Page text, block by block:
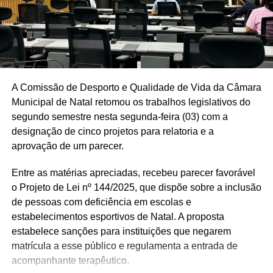
durante o período de “Setembro Amarelo”, desde que tais
ações não se restrinjam exclusivamente a esse mês.
Por sua vez, a população idosa da cidade foi
contemplada com o PL 932/2025 que institui o Programa
Municipal de Promoção da Saúde Psicológica e do
Desenvolvimento Humano da Pessoa Idosa – Viver Bem
60+, destinado a promover a saúde psicológica,
emocional, social e cognitiva dos idosos (60 anos ou
mais), reconhecendo o envelhecimento como fase de
autonomia e bem-estar.
Também tem novidade na luta contra o câncer em Natal.
Os vereadores que integram a Comissão de Saúde
acataram o PL 658/2025 que dispõe sobre a ampla
publicidade dos direitos da pessoa portadora de
neoplasia maligna nos órgãos públicos e em seus
A Comissão de Desporto e Qualidade de Vida da Câmara
Municipal de Natal retomou os trabalhos legislativos do
segundo semestre nesta segunda-feira (03) com a
designação de cinco projetos para relatoria e a
aprovação de um parecer.
Entre as matérias apreciadas, recebeu parecer favorável
o Projeto de Lei nº 144/2025, que dispõe sobre a inclusão
de pessoas com deficiência em escolas e
estabelecimentos esportivos de Natal. A proposta
estabelece sanções para instituições que negarem
matrícula a esse público e regulamenta a entrada de
acompanhante terapêutico.